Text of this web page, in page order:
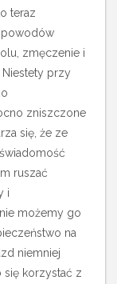
teraz
powodów
zmęczenie i
przy
zniszczone
się, że ze
ruszać
i
możemy go
na
niemniej
się korzystać z